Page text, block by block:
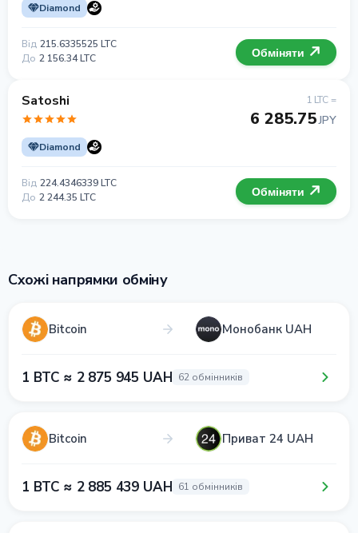
Diamond
Від 215.6335525 LTC
До 2 156.34 LTC Обміняти
Satoshi
Diamond
1 LTC =
6 285.75JPY
Від 224.4346339 LTC
До 2 244.35 LTC Обміняти
Схожі напрямки обміну
Bitcoin Монобанк UAH
1 BTC ≈ 2 875 945 UAH 62 обмінників
Bitcoin Приват 24 UAH
1 BTC ≈ 2 885 439 UAH 61 обмінників